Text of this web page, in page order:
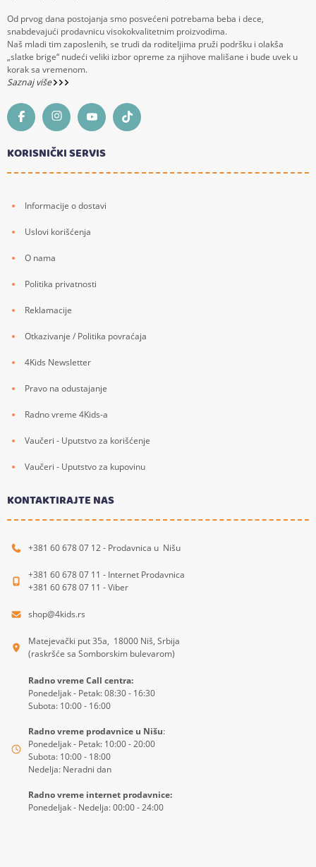
Od prvog dana postojanja smo posvećeni potrebama beba i dece,
snabdevajući prodavnicu visokokvalitetnim proizvodima.
Naš mladi tim zaposlenih, se trudi da roditeljima pruži podršku i olakša
„slatke brige“ nudeći veliki izbor opreme za njihove mališane i bude uvek u
korak sa vremenom.
Saznaj više
KORISNIČKI SERVIS
Informacije o dostavi
Uslovi korišćenja
O nama
Politika privatnosti
Reklamacije
Otkazivanje / Politika povraćaja
4Kids Newsletter
Pravo na odustajanje
Radno vreme 4Kids-a
Vaučeri - Uputstvo za korišćenje
Vaučeri - Uputstvo za kupovinu
KONTAKTIRAJTE NAS
+381 60 678 07 12 - Prodavnica u Nišu
+381 60 678 07 11 - Internet Prodavnica
+381 60 678 07 11 - Viber
shop@4kids.rs
Matejevački put 35a, 18000 Niš, Srbija
(raskršće sa Somborskim bulevarom)
Radno vreme Call centra:
Ponedeljak - Petak: 08:30 - 16:30
Subota: 10:00 - 16:00
Radno vreme prodavnice u Nišu:
Ponedeljak - Petak: 10:00 - 20:00
Subota: 10:00 - 18:00
Nedelja: Neradni dan
Radno vreme internet prodavnice:
Ponedeljak - Nedelja: 00:00 - 24:00